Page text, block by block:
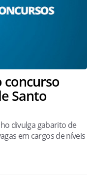
Santo
divulga gabarito de
em cargos de níveis